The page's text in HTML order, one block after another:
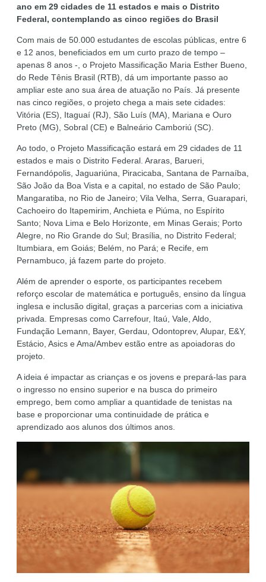
ano em 29 cidades de 11 estados e mais o Distrito
Federal, contemplando as cinco regiões do Brasil
Com mais de 50.000 estudantes de escolas públicas, entre 6
e 12 anos, beneficiados em um curto prazo de tempo –
apenas 8 anos -, o Projeto Massificação Maria Esther Bueno,
do Rede Tênis Brasil (RTB), dá um importante passo ao
ampliar este ano sua área de atuação no País. Já presente
nas cinco regiões, o projeto chega a mais sete cidades:
Vitória (ES), Itaguaí (RJ), São Luís (MA), Mariana e Ouro
Preto (MG), Sobral (CE) e Balneário Camboriú (SC).
Ao todo, o Projeto Massificação estará em 29 cidades de 11
estados e mais o Distrito Federal. Araras, Barueri,
Fernandópolis, Jaguariúna, Piracicaba, Santana de Parnaíba,
São João da Boa Vista e a capital, no estado de São Paulo;
Mangaratiba, no Rio de Janeiro; Vila Velha, Serra, Guarapari,
Cachoeiro do Itapemirim, Anchieta e Piúma, no Espírito
Santo; Nova Lima e Belo Horizonte, em Minas Gerais; Porto
Alegre, no Rio Grande do Sul; Brasília, no Distrito Federal;
Itumbiara, em Goiás; Belém, no Pará; e Recife, em
Pernambuco, já fazem parte do projeto.
Além de aprender o esporte, os participantes recebem
reforço escolar de matemática e português, ensino da língua
inglesa e inclusão digital, graças a parcerias com a iniciativa
privada. Empresas como Carrefour, Itaú, Vale, Aldo,
Fundação Lemann, Bayer, Gerdau, Odontoprev, Alupar, E&Y,
Estácio, Asics e Ama/Ambev estão entre as apoiadoras do
projeto.
A ideia é impactar as crianças e os jovens e prepará-las para
o ingresso no ensino superior e na busca do primeiro
emprego, bem como ampliar a quantidade de tenistas na
base e proporcionar uma continuidade de prática e
aprendizado aos alunos dos últimos anos.